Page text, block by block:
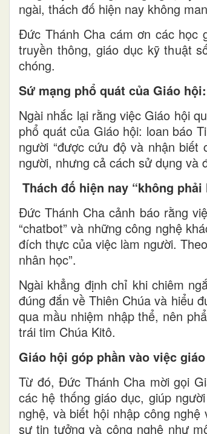
ngài, thách đố hiện nay không
Đức Thánh Cha cám ơn các học
truyền thông, giáo dục kỹ thuật
chóng.
Sứ mạng phổ quát của Giáo
Ngài nhắc lại rằng việc Giáo hội
phổ quát của Giáo hội: loan báo
người “được cứu độ và nhận
người, nhưng cả cách sử dụng và
Thách đố hiện nay “không
Đức Thánh Cha cảnh báo rằng
“chatbot” và những công nghệ
đích thực của việc làm người.
nhân học”.
Ngài khẳng định chỉ khi chiêm
đúng đắn về Thiên Chúa và hiểu
qua mầu nhiệm nhập thể, nên
trái tim Chúa Kitô.
Giáo hội góp phần vào việc
Từ đó, Đức Thánh Cha mời gọi
các hệ thống giáo dục, giúp
nghệ, và biết hội nhập công
sự tin tưởng và công nghệ như